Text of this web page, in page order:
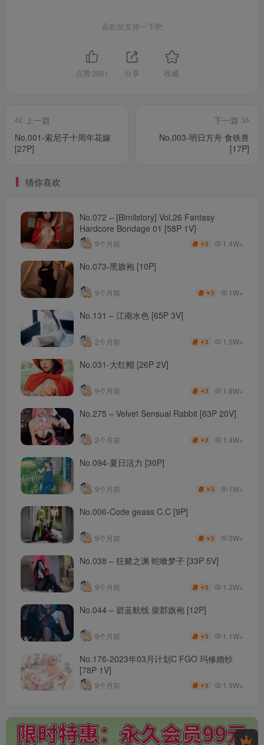
喜欢就支持一下吧
点赞 2051 分享 收藏
上一篇
No.001-索尼子十周年花嫁
[27P]
下一篇
No.003-明日方舟 食铁兽
[17P]
猜你喜欢
No.072 – [Bimilstory] Vol.26 Fantasy
Hardcore Bondage 01 [58P 1V]
9个月前 ￥3 1.4W+
No.073-黑旗袍 [10P]
9个月前 ￥3 1W+
No.131 – 江南水色 [65P 3V]
2个月前 ￥3 1.5W+
No.031-大红帽 [26P 2V]
9个月前 ￥3 1.8W+
No.275 – Velvet Sensual Rabbit [63P 20V]
2个月前 ￥3 1.4W+
No.094-夏日活力 [30P]
9个月前 ￥3 1W+
No.006-Code geass C.C [9P]
9个月前 ￥3 2W+
No.038 – 狂赌之渊 蛇喰梦子 [33P 5V]
9个月前 ￥3 1.2W+
No.044 – 碧蓝航线 柴郡旗袍 [12P]
9个月前 ￥3 1.1W+
No.176-2023年03月计划C FGO 玛修婚纱
[78P 1V]
9个月前 ￥3 1.9W+